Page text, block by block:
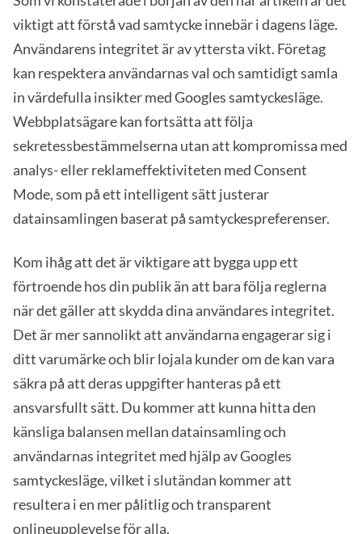
viktigt att förstå vad samtycke innebär i dagens läge.
Användarens integritet är av yttersta vikt. Företag
kan respektera användarnas val och samtidigt samla
in värdefulla insikter med Googles samtyckesläge.
Webbplatsägare kan fortsätta att följa
sekretessbestämmelserna utan att kompromissa med
analys- eller reklameffektiviteten med Consent
Mode, som på ett intelligent sätt justerar
datainsamlingen baserat på samtyckespreferenser.
Kom ihåg att det är viktigare att bygga upp ett
förtroende hos din publik än att bara följa reglerna
när det gäller att skydda dina användares integritet.
Det är mer sannolikt att användarna engagerar sig i
ditt varumärke och blir lojala kunder om de kan vara
säkra på att deras uppgifter hanteras på ett
ansvarsfullt sätt. Du kommer att kunna hitta den
känsliga balansen mellan datainsamling och
användarnas integritet med hjälp av Googles
samtyckesläge, vilket i slutändan kommer att
resultera i en mer pålitlig och transparent
onlineupplevelse för alla.